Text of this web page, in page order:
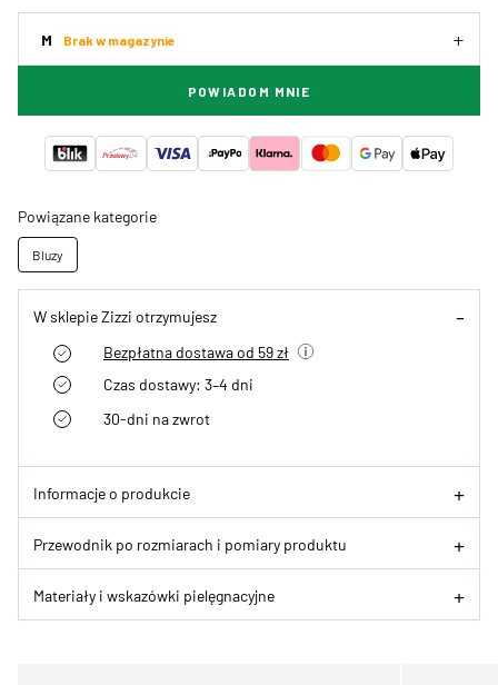
M Brak w magazynie
POWIADOM MNIE
Powiązane kategorie
Bluzy
W sklepie Zizzi otrzymujesz
Bezpłatna dostawa od 59 zł
Czas dostawy: 3–4 dni
30-dni na zwrot
Informacje o produkcie
Przewodnik po rozmiarach i pomiary produktu
Materiały i wskazówki pielęgnacyjne